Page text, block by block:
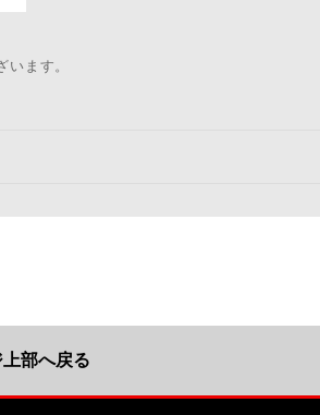
ます。
部へ戻る